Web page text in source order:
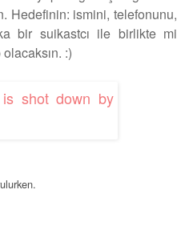
Hedefinin: ismini, telefonunu,
bir suikastcı ile birlikte mi
:)